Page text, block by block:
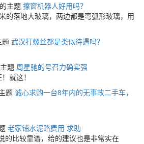
主题 擦窗机器人好用吗？
的落地大玻璃，两边都是弯弧形玻璃，用
题 武汉打螺丝都是类似待遇吗？
题 周星驰的号召力确实强
就这！
题 诚心求购一台8年内的无事故二手车，
老家铺水泥路费用 求助
的比较靠谱，给的建议也是非常实在